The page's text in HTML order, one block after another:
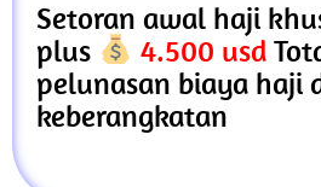
Setoran awal haji
plus
4.500 usd
pelunasan biaya haji
keberangkatan